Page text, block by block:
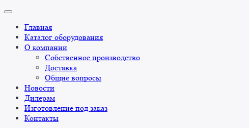
Перейти
содержанию
Главная
Каталог оборудования
О компании
Собственное производство
Доставка
Общие вопросы
Новости
Дилерам
Изготовление под заказ
Контакты